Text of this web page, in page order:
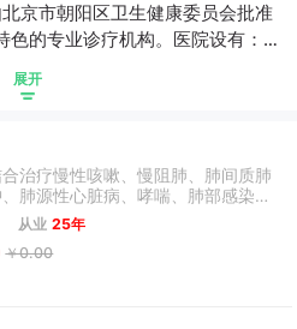
京市朝阳区卫生健康委员会批准
的专业诊疗机构。医院设有：
展开
治疗慢性咳嗽、慢阻肺、肺间质肺
肺源性心脏病、哮喘、肺部感染、
种发热性疾病及过敏性疾病、肺癌
从业 25年
￥0.00